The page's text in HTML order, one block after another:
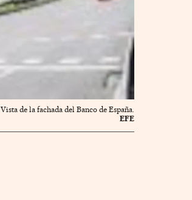
Vista de la fachada del Banco de España.
EFE